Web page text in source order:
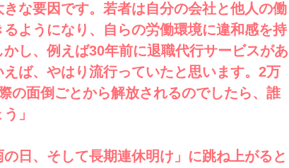
きな要因です。若者は自分の会社と他人の働
るようになり、自らの労働環境に違和感を持
し、例えば30年前に退職代行サービスがあ
ば、やはり流行っていたと思います。2万
の面倒ごとから解放されるのでしたら、誰
」
日、そして長期連休明け」に跳ね上がると